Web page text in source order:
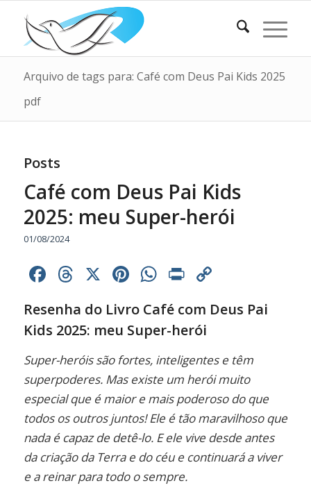
Arquivo de tags para: Café com Deus Pai Kids 2025
pdf
Posts
Café com Deus Pai Kids
2025: meu Super-herói
01/08/2024
Facebook
Threads
X Pinterest
WhatsApp
Print
Resenha do Livro Café com Deus Pai
Kids 2025: meu Super-herói
Super-heróis são fortes, inteligentes e têm
superpoderes. Mas existe um herói muito
especial que é maior e mais poderoso do que
todos os outros juntos! Ele é tão maravilhoso que
nada é capaz de detê-lo. E ele vive desde antes
da criação da Terra e do céu e continuará a viver
e a reinar para todo o sempre.